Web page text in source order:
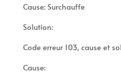
Cause: Surchauffe
Solution:
Code erreur 103, cause et
Cause: